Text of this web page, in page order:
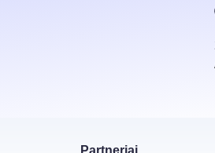
Partneriai